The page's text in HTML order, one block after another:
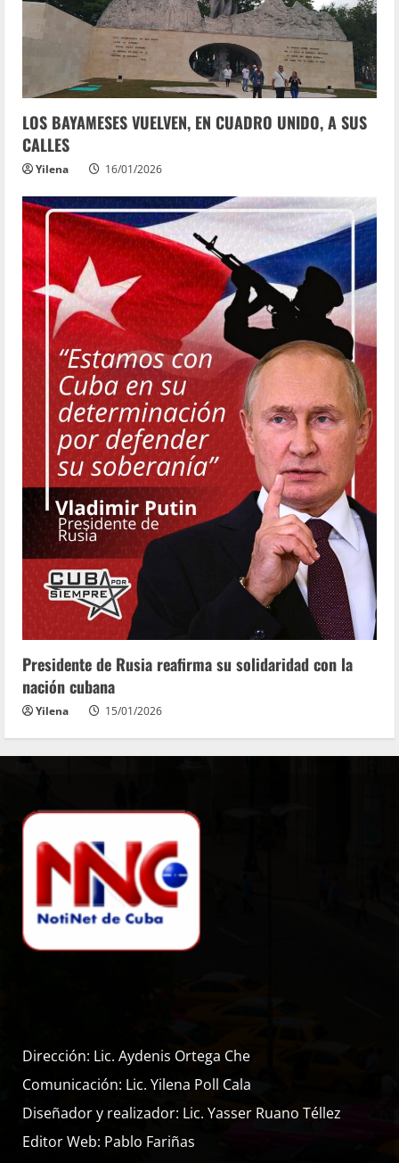
LOS BAYAMESES VUELVEN, EN CUADRO UNIDO, A SUS
CALLES
Yilena 16/01/2026
Presidente de Rusia reafirma su solidaridad con la
nación cubana
Yilena 15/01/2026
Dirección: Lic. Aydenis Ortega Che
Comunicación: Lic. Yilena Poll Cala
Diseñador y realizador: Lic. Yasser Ruano Téllez
Editor Web: Pablo Fariñas